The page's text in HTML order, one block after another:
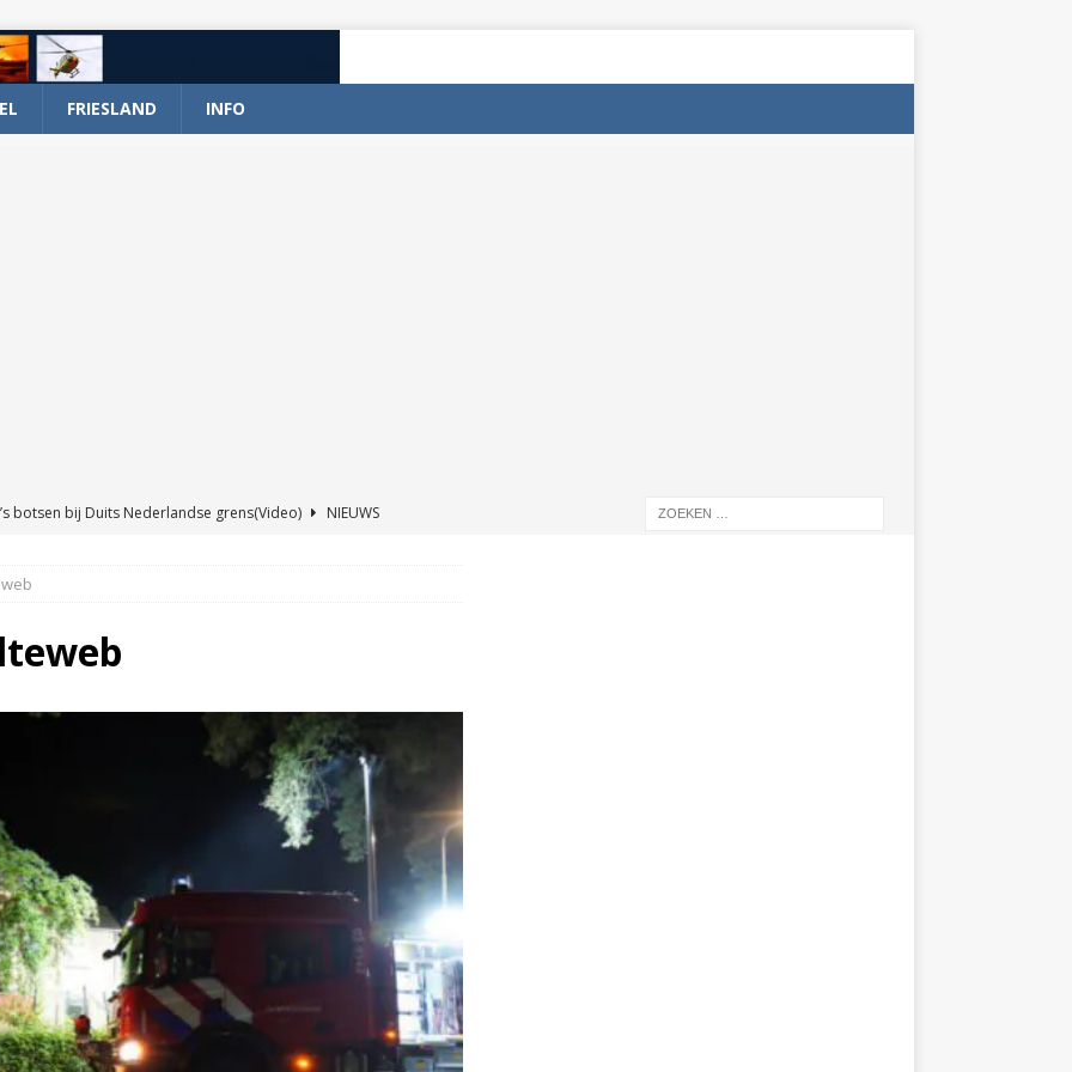
FRIESLAND INFO
botsen bij Duits Nederlandse grens(Video)
NIEUWS
en wagen met stro in de brand in Oosterhesselen(Video)
aangevaren op Schildmeer Steendam(Video) NIEUWS